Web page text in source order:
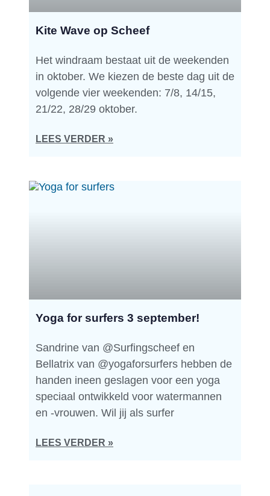
Kite Wave op Scheef
Het windraam bestaat uit de weekenden
in oktober. We kiezen de beste dag uit de
volgende vier weekenden: 7/8, 14/15,
21/22, 28/29 oktober.
LEES VERDER »
Yoga for surfers 3 september!
Sandrine van @Surfingscheef en
Bellatrix van @yogaforsurfers hebben de
handen ineen geslagen voor een yoga
speciaal ontwikkeld voor watermannen
en -vrouwen. Wil jij als surfer
LEES VERDER »